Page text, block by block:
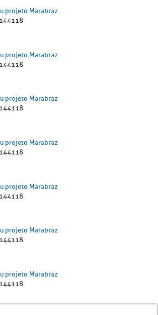
projeto Marabraz
projeto Marabraz
projeto Marabraz
projeto Marabraz
projeto Marabraz
projeto Marabraz
projeto Marabraz